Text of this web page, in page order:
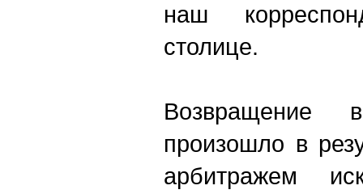
наш
столице.
Возвращение
произошло в
арбитражем